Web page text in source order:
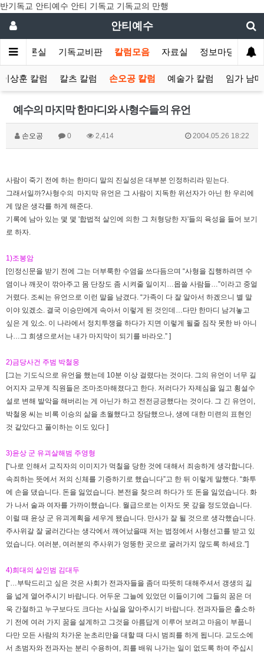
반기독교 안티예수 안티 기독교 기독교의 만행
안티예수
토론실 기독교비판 칼럼모음 자료실 정보마당
이상훈 칼럼 칼츠 칼럼 손오공 칼럼 예술가 칼럼 임가 남
예수의 마지막 한마디와 사형수들의 유언
손오공 0 2,414 2004.05.26 18:22
사람이 죽기 전에 하는 한마디 말의 진실성은 대부분 인정하리라 믿는다.
그래서일까?사형수의 마지막 유언은 그 사람이 지독한 위선자가 아닌 한 우리에
게 많은 생각를 하게 해준다.
기록에 남아 있는 몇 몇 '합법적 살인에 의한 그 처형당한 자'들의 육성을 들어 보기
로 하자.
1)조봉암
[인정신문을 받기 전에 그는 더부룩한 수염을 쓰다듬으며 “사형을 집행하려면 수
염이나 깨끗이 깎아주고 몸 단장도 좀 시켜줄 일이지…몹쓸 사람들…”이라고 중얼
거렸다. 조씨는 유언으로 이런 말을 남겼다. “가족이 다 잘 알아서 하겠으니 별 말
이야 있겠소. 결국 이승만에게 속아서 이렇게 된 것인데…다만 한마디 남겨놓고
싶은 게 있소. 이 나라에서 정치투쟁을 하다가 지면 이렇게 될줄 짐작 못한 바 아니
나…그 희생으로서는 내가 마지막이 되기를 바라오.” ]
2)금당사건 주범 박철웅
[그는 기도식으로 유언을 했는데 10분 이상 걸렸다는 것이다. 그의 유언이 너무 길
어지자 교무계 직원들은 조마조마해졌다고 한다. 저러다가 자제심을 잃고 횡설수
설로 변해 발악을 해버리는 게 아닌가 하고 전전긍긍했다는 것이다. 그 긴 유언이,
박철웅 씨는 비록 이승의 삶을 초월했다고 장담했으나, 생에 대한 미련의 표현인
것 같았다고 풀이하는 이도 있다 ]
3)윤상 군 유괴살해범 주영형
[“나로 인해서 교직자의 이미지가 먹칠을 당한 것에 대해서 죄송하게 생각합니다.
속죄하는 뜻에서 저의 신체를 기증하기로 했습니다”고 한 뒤 이렇게 말했다. “화투
에 손을 댔습니다. 돈을 잃었습니다. 본전을 찾으려 하다가 또 돈을 잃었습니다. 화
가 나서 술과 여자를 가까이했습니다. 월급으로는 이자도 못 갚을 정도였습니다.
이럴 때 윤상 군 유괴계획을 세우게 됐습니다. 만사가 잘 될 것으로 생각했습니다.
주사위갈 잘 굴러간다는 생각에서 깨어났을때 저는 법정에서 사형선고를 받고 있
었습니다. 여러분, 여러분의 주사위가 엉뚱한 곳으로 굴러가지 않도록 하세요.”]
4)희대의 살인범 김대두
[“…부탁드리고 싶은 것은 사회가 전과자들을 좀더 따뜻히 대해주셔서 갱생의 길
을 넓게 열어주시기 바랍니다. 어두운 그늘에 있었던 이들이기에 그들의 꿈은 더
욱 간절하고 누구보다도 크다는 사실을 알아주시기 바랍니다. 전과자들은 출소하
기 전에 여러 가지 꿈을 설계하고 그것을 아름답게 이루어 보려고 마음이 부풉니
다만 모든 사람의 차가운 눈초리만을 대할 때 다시 범죄를 하게 됩니다. 교도소에
서 초범자와 전과자는 분리 수용하여, 죄를 배워 나가는 일이 없도록 하여 주십시